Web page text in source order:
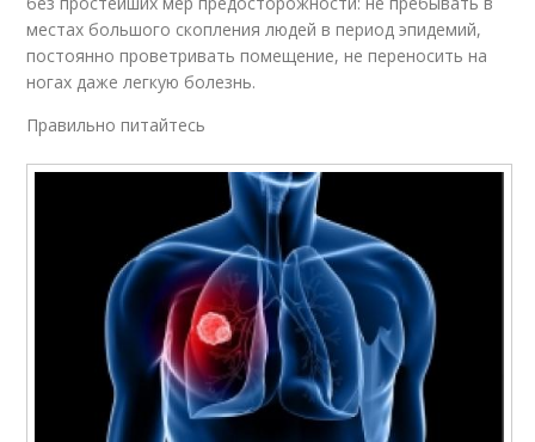
местах большого скопления людей в период эпидемий,
постоянно проветривать помещение, не переносить на
ногах даже легкую болезнь.
Правильно питайтесь